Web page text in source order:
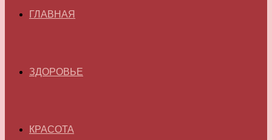
ГЛАВНАЯ
ЗДОРОВЬЕ
КРАСОТА